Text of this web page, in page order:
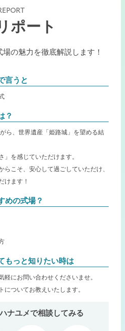
ポート
の魅力を徹底解説します！
言うと
？
ら、世界遺産「姫路城」を望める結
」を感じていただけます。
こそ、安心して過ごしていただけ、
けます！
めの式場？
もっと知りたい時は
にお問い合わせくださいませ。
ついてお教えいたします。
ナユメで相談してみる